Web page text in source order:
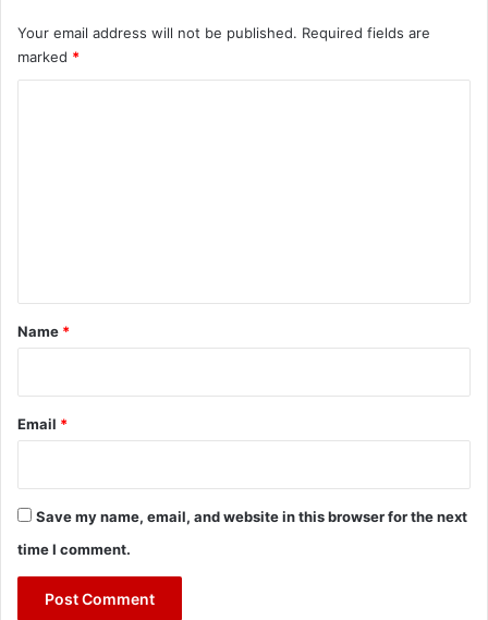
Your email address will not be published. Required fields are
marked *
*
Name *
Email *
Save my name, email, and website in this browser for the next
time I comment.